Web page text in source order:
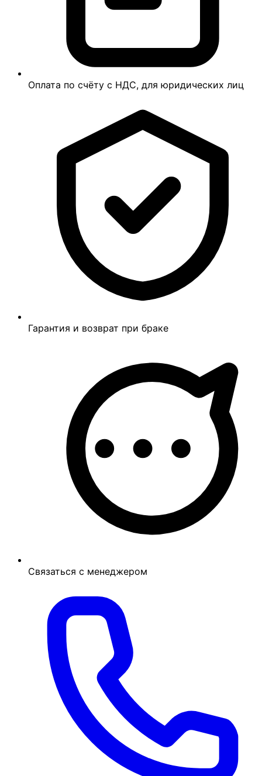
Оплата по счёту с НДС, для юридических лиц
Гарантия и возврат при браке
Связаться с менеджером